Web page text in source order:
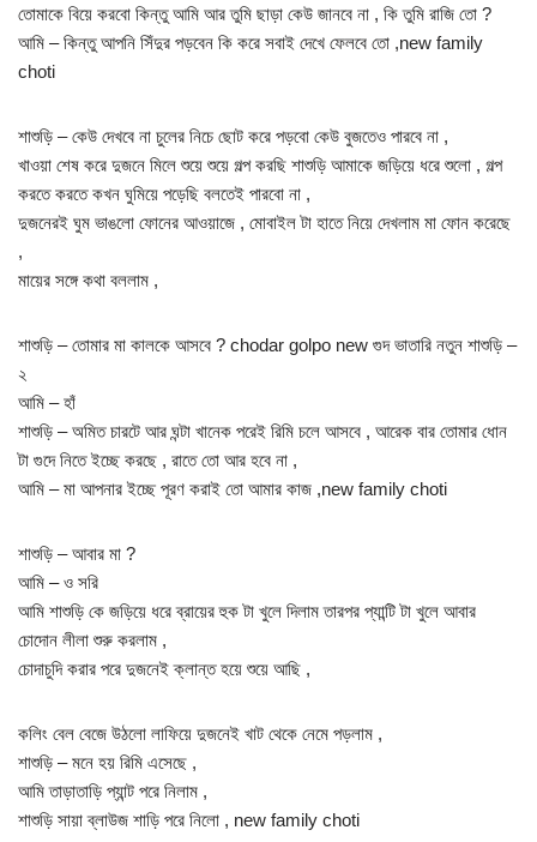
তোমাকে বিয়ে করবো কিন্তু আমি আর তুমি ছাড়া কেউ জানবে না , কি তুমি রাজি তো ?
আমি – কিন্তু আপনি সিঁদুর পড়বেন কি করে সবাই দেখে ফেলবে তো ,new family
choti
শাশুড়ি – কেউ দেখবে না চুলের নিচে ছোট করে পড়বো কেউ বুজতেও পারবে না ,
খাওয়া শেষ করে দুজনে মিলে শুয়ে শুয়ে গল্প করছি শাশুড়ি আমাকে জড়িয়ে ধরে শুলো , গল্প
করতে করতে কখন ঘুমিয়ে পড়েছি বলতেই পারবো না ,
দুজনেরই ঘুম ভাঙলো ফোনের আওয়াজে , মোবাইল টা হাতে নিয়ে দেখলাম মা ফোন করেছে
,
মায়ের সঙ্গে কথা বললাম ,
শাশুড়ি – তোমার মা কালকে আসবে ? chodar golpo new গুদ ভাতারি নতুন শাশুড়ি –
২
আমি – হাঁ
শাশুড়ি – অমিত চারটে আর ঘন্টা খানেক পরেই রিমি চলে আসবে , আরেক বার তোমার ধোন
টা গুদে নিতে ইচ্ছে করছে , রাতে তো আর হবে না ,
আমি – মা আপনার ইচ্ছে পূরণ করাই তো আমার কাজ ,new family choti
শাশুড়ি – আবার মা ?
আমি – ও সরি
আমি শাশুড়ি কে জড়িয়ে ধরে ব্রায়ের হুক টা খুলে দিলাম তারপর প্যান্টি টা খুলে আবার
চোদোন লীলা শুরু করলাম ,
চোদাচুদি করার পরে দুজনেই ক্লান্ত হয়ে শুয়ে আছি ,
কলিং বেল বেজে উঠলো লাফিয়ে দুজনেই খাট থেকে নেমে পড়লাম ,
শাশুড়ি – মনে হয় রিমি এসেছে ,
আমি তাড়াতাড়ি প্যান্ট পরে নিলাম ,
শাশুড়ি সায়া ব্লাউজ শাড়ি পরে নিলো , new family choti